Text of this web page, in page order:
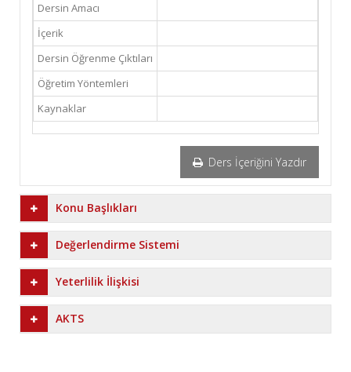
Dersin Amacı
İçerik
Dersin Öğrenme Çıktıları
Öğretim Yöntemleri
Kaynaklar
Ders İçeriğini Yazdır
Konu Başlıkları
Değerlendirme Sistemi
Yeterlilik İlişkisi
AKTS